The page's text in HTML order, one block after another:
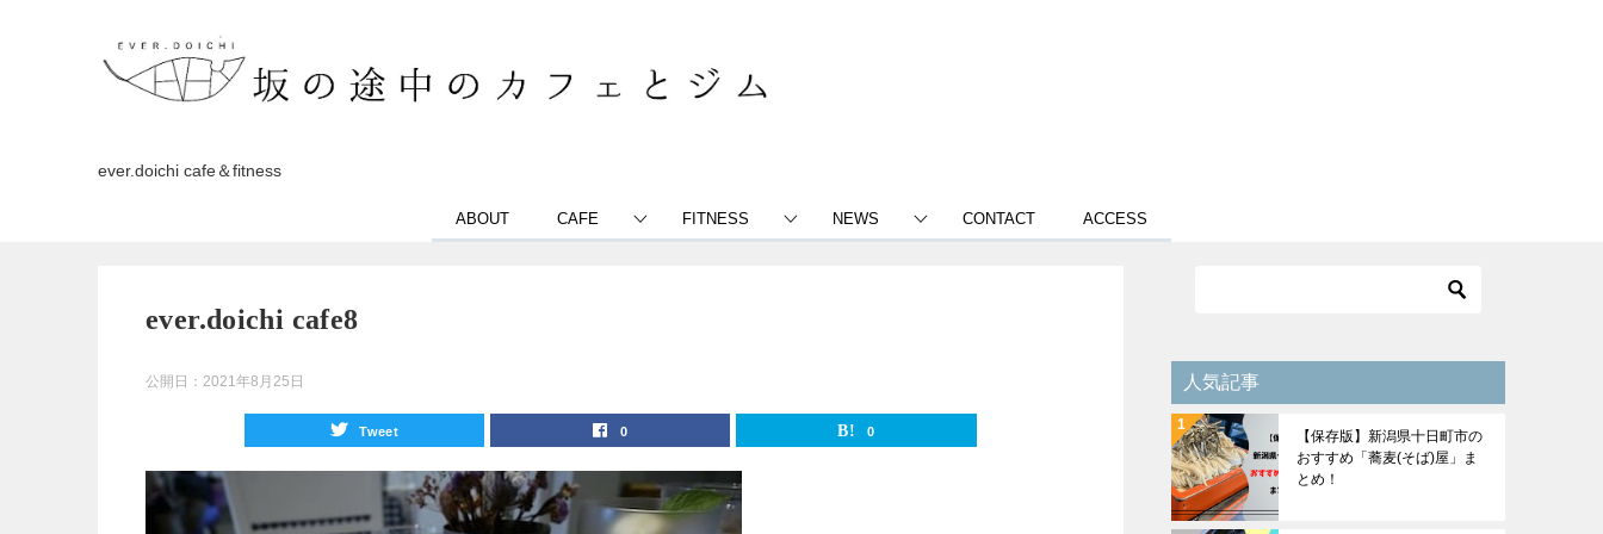
ever.doichi cafe＆fitness
ABOUT CAFE FITNESS NEWS CONTACT ACCESS
ever.doichi cafe8
公開日： 2021年8月25日
Tweet 0 0
人気記事
【保存版】新潟県十日町市の
おすすめ「蕎麦(そば)屋」ま
とめ！